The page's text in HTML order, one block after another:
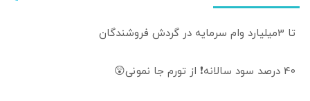
تا 3میلیارد وام سرمایه در گردش فروشندگان
40 درصد سود سالانه❗ از تورم جا نمونی😲